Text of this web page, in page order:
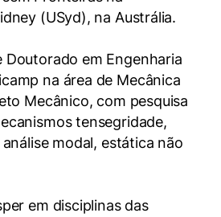
(USyd), na Austrália.
Doutorado em Engenharia
na área de Mecânica
Mecânico, com pesquisa
tensegridade,
modal, estática não
em disciplinas das